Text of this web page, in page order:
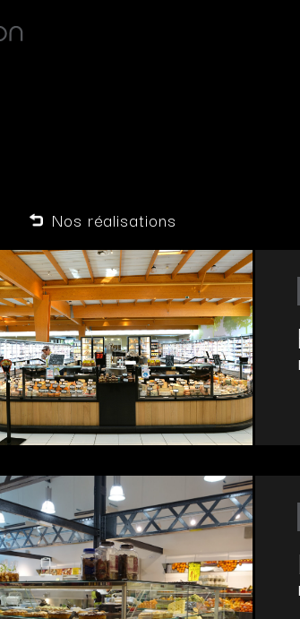
Nos réalisations